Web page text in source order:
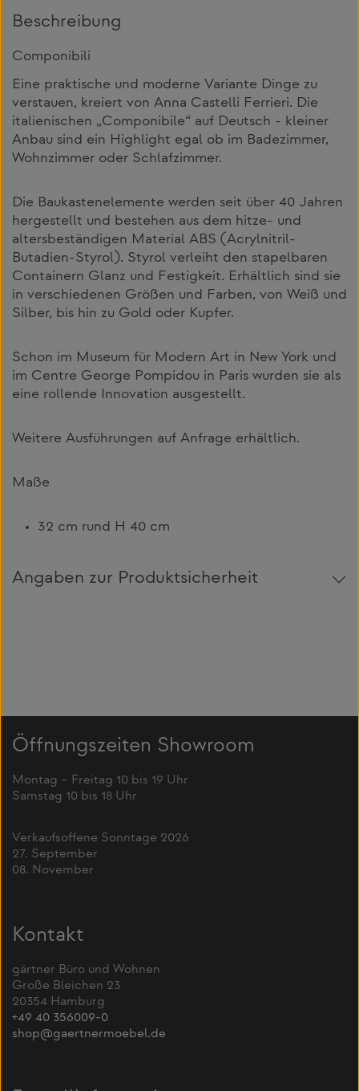
Beschreibung
Componibili
Eine praktische und moderne Variante Dinge zu
verstauen, kreiert von Anna Castelli Ferrieri. Die
italienischen „Componibile“ auf Deutsch - kleiner
Anbau sind ein Highlight egal ob im Badezimmer,
Wohnzimmer oder Schlafzimmer.
Die Baukastenelemente werden seit über 40 Jahren
hergestellt und bestehen aus dem hitze- und
altersbeständigen Material ABS (Acrylnitril-
Butadien-Styrol). Styrol verleiht den stapelbaren
Containern Glanz und Festigkeit. Erhältlich sind sie
in verschiedenen Größen und Farben, von Weiß und
Silber, bis hin zu Gold oder Kupfer.
Schon im Museum für Modern Art in New York und
im Centre George Pompidou in Paris wurden sie als
eine rollende Innovation ausgestellt.
Weitere Ausführungen auf Anfrage erhältlich.
Maße
32 cm rund H 40 cm
Angaben zur Produktsicherheit
Öffnungszeiten Showroom
Montag – Freitag 10 bis 19 Uhr
Samstag 10 bis 18 Uhr
Verkaufsoffene Sonntage 2026
27. September
08. November
Kontakt
gärtner Büro und Wohnen
Große Bleichen 23
20354 Hamburg
+49 40 356009-0
shop@gaertnermoebel.de